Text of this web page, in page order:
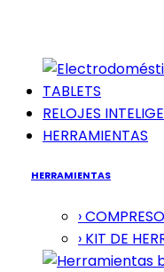
TABLETS
RELOJES
HERRAMIENTAS
HERRAMIENTAS
›
› KIT DE